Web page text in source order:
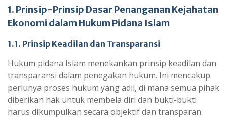
1. Prinsip-Prinsip Dasar Penanganan Kejahatan
Ekonomi dalam Hukum Pidana Islam
1.1. Prinsip Keadilan dan Transparansi
Hukum pidana Islam menekankan prinsip keadilan dan
transparansi dalam penegakan hukum. Ini mencakup
perlunya proses hukum yang adil, di mana semua pihak
diberikan hak untuk membela diri dan bukti-bukti
harus dikumpulkan secara objektif dan transparan.